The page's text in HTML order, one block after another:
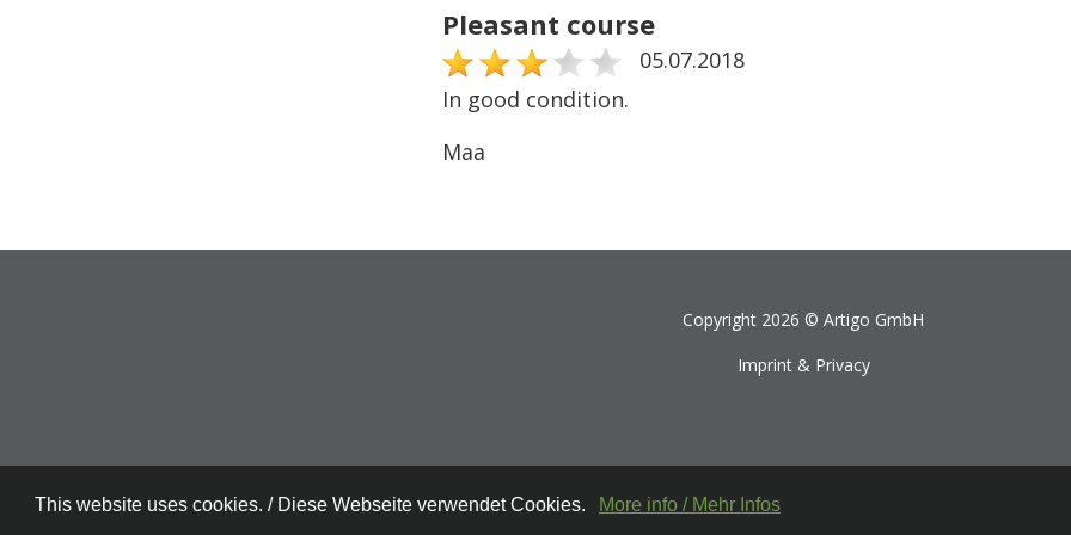
Pleasant course
05.07.2018
In good condition.
Maa
Copyright 2026 © Artigo GmbH
Imprint & Privacy
This website uses cookies. / Diese Webseite verwendet Cookies. More info / Mehr Infos